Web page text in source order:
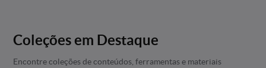
Coleções em Destaque
Encontre coleções de conteúdos, ferramentas e materiais